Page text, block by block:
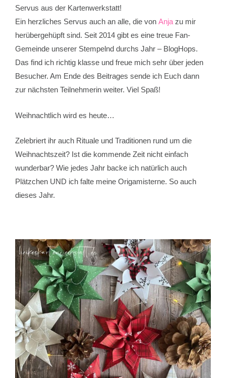
Servus aus der Kartenwerkstatt!
Ein herzliches Servus auch an alle, die von Anjazu mir
herübergehüpft sind. Seit 2014 gibt es eine treue Fan-
Gemeinde unserer Stempelnd durchs Jahr – BlogHops.
Das find ich richtig klasse und freue mich sehr über jeden
Besucher. Am Ende des Beitrages sende ich Euch dann
zur nächsten Teilnehmerin weiter. Viel Spaß!
Weihnachtlich wird es heute…
Zelebriert ihr auch Rituale und Traditionen rund um die
Weihnachtszeit? Ist die kommende Zeit nicht einfach
wunderbar? Wie jedes Jahr backe ich natürlich auch
Plätzchen UND ich falte meine Origamisterne. So auch
dieses Jahr.